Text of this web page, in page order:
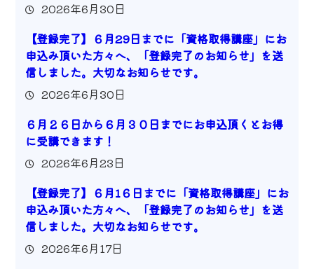
2026年6月30日
【登録完了】６月29日までに「資格取得講座」にお
申込み頂いた方々へ、「登録完了のお知らせ」を送
信しました。大切なお知らせです。
2026年6月30日
６月２６日から６月３０日までにお申込頂くとお得
に受講できます！
2026年6月23日
【登録完了】６月1６日までに「資格取得講座」にお
申込み頂いた方々へ、「登録完了のお知らせ」を送
信しました。大切なお知らせです。
2026年6月17日